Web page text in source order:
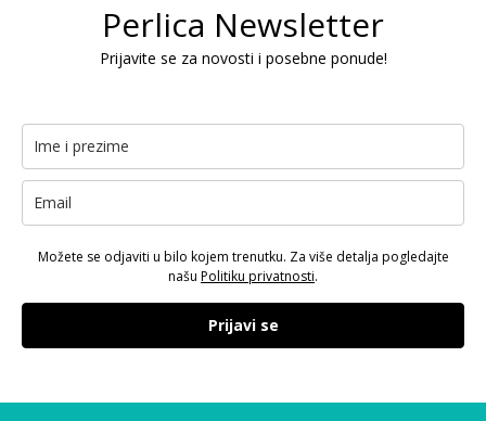
Perlica Newsletter
Prijavite se za novosti i posebne ponude!
Možete se odjaviti u bilo kojem trenutku. Za više detalja pogledajte
našu Politiku privatnosti.
Prijavi se